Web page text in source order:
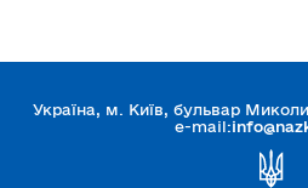
Україна, м. Київ, бульвар
e-mail: